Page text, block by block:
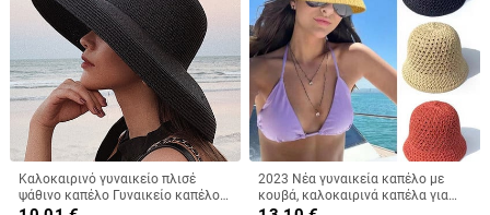
Καλοκαιρινό γυναικείο πλισέ
ψάθινο καπέλο Γυναικείο καπέλο
για ήλιο σε στυλ Hepburn Casual
2023 Νέα γυναικεία καπέλο με
κουβά, καλοκαιρινά καπέλα για
γυναικεία ψάθινα καπέλα